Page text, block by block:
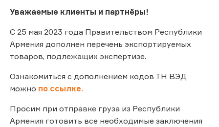
Уважаемые клиенты и партнёры!
С 25 мая 2023 года Правительством Республики
Армения дополнен перечень экспортируемых
товаров, подлежащих экспертизе.
Ознакомиться с дополнением кодов ТН ВЭД
можно по ссылке.
Просим при отправке груза из Республики
Армения готовить все необходимые заключения